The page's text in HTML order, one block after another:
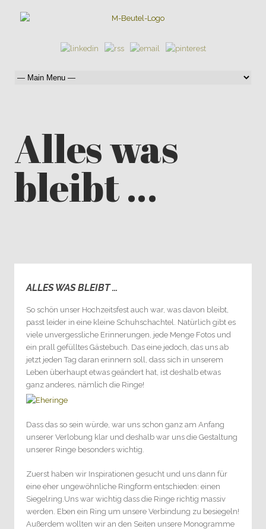
Alles was
bleibt …
ALLES WAS BLEIBT …
So schön unser Hochzeitsfest auch war, was davon bleibt,
passt leider in eine kleine Schuhschachtel. Natürlich gibt es
viele unvergessliche Erinnerungen, jede Menge Fotos und
ein prall gefülltes Gästebuch. Das eine jedoch, das uns ab
jetzt jeden Tag daran erinnern soll, dass sich in unserem
Leben überhaupt etwas geändert hat, ist deshalb etwas
ganz anderes, nämlich die Ringe!
Dass das so sein würde, war uns schon ganz am Anfang
unserer Verlobung klar und deshalb war uns die Gestaltung
unserer Ringe besonders wichtig.
Zuerst haben wir Inspirationen gesucht und uns dann für
eine eher ungewöhnliche Ringform entschieden: einen
Siegelring.Uns war wichtig dass die Ringe richtig massiv
werden. Eben ein Ring um unsere Verbindung zu besiegeln!
Außerdem wollten wir an den Seiten unsere Monogramme